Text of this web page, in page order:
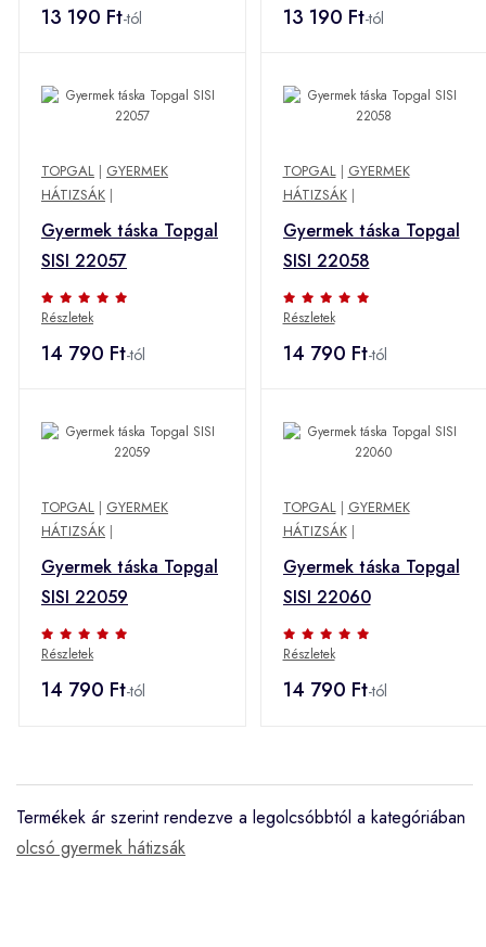
13 190 Ft-tól 13 190 Ft-tól
TOPGAL | GYERMEK
HÁTIZSÁK |
Gyermek táska Topgal
SISI 22057
Részletek
14 790 Ft-tól
TOPGAL| GYERMEK
HÁTIZSÁK|
Gyermek táska Topgal
SISI 22058
Részletek
14 790 Ft-tól
TOPGAL | GYERMEK
HÁTIZSÁK |
Gyermek táska Topgal
SISI 22059
Részletek
14 790 Ft-tól
TOPGAL| GYERMEK
HÁTIZSÁK|
Gyermek táska Topgal
SISI 22060
Részletek
14 790 Ft-tól
Termékek ár szerint rendezve a legolcsóbbtól a kategóriában
olcsó gyermek hátizsák